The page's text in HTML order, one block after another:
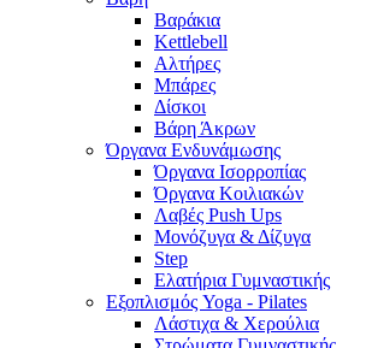
Βαράκια
Kettlebell
Αλτήρες
Μπάρες
Δίσκοι
Βάρη Άκρων
Όργανα Ενδυνάμωσης
Όργανα Ισορροπίας
Όργανα Κοιλιακών
Λαβές Push Ups
Μονόζυγα & Δίζυγα
Step
Ελατήρια Γυμναστικής
Εξοπλισμός Yoga - Pilates
Λάστιχα & Χερούλια